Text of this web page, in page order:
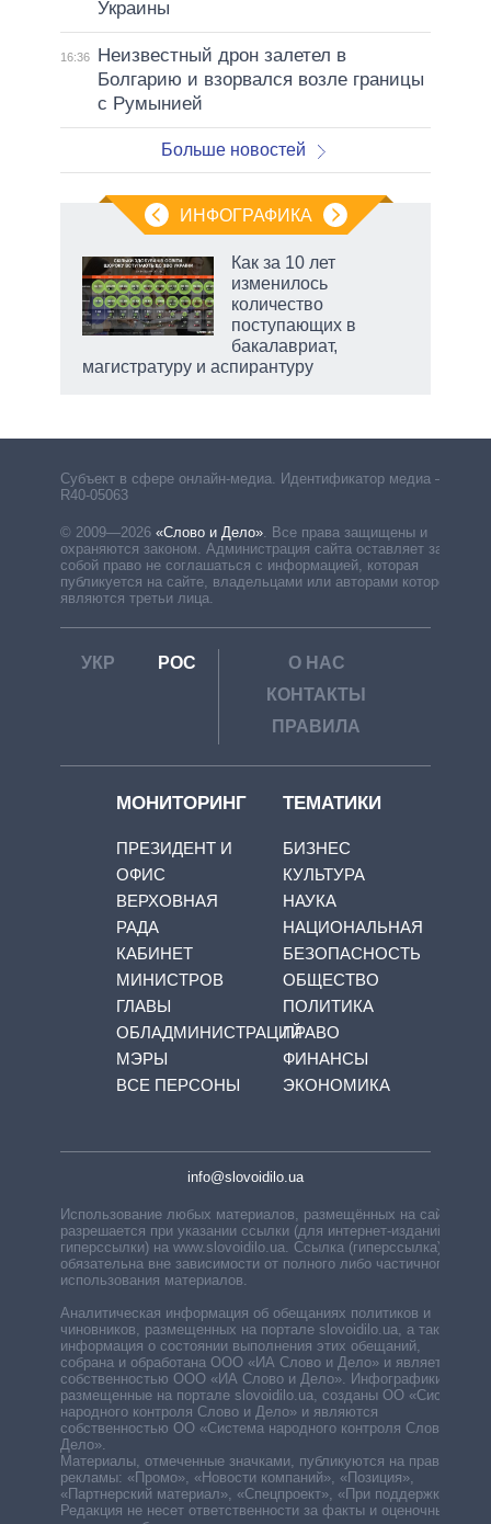
Украины
16:36
Неизвестный дрон залетел в
Болгарию и взорвался возле границы
с Румынией
Больше новостей
ИНФОГРАФИКА
Как за 10 лет
изменилось
количество
поступающих в
бакалавриат,
магистратуру и аспирантуру
Субъект в сфере онлайн-медиа. Идентификатор медиа –
R40-05063
© 2009—2026 «Слово и Дело»
Все права защищены и
охраняются законом. Администрация сайта оставляет за
собой право не соглашаться с информацией, которая
публикуется на сайте, владельцами или авторами которой
являются третьи лица.
УКР РОС
О НАС
КОНТАКТЫ
ПРАВИЛА
МОНИТОРИНГ
ПРЕЗИДЕНТ И
ОФИС
ВЕРХОВНАЯ
РАДА
КАБИНЕТ
МИНИСТРОВ
ГЛАВЫ
ОБЛАДМИНИСТРАЦИЙ
МЭРЫ
ВСЕ ПЕРСОНЫ
ТЕМАТИКИ
БИЗНЕС
КУЛЬТУРА
НАУКА
НАЦИОНАЛЬНАЯ
БЕЗОПАСНОСТЬ
ОБЩЕСТВО
ПОЛИТИКА
ПРАВО
ФИНАНСЫ
ЭКОНОМИКА
info@slovoidilo.ua
Использование любых материалов, размещённых на сайте,
разрешается при указании ссылки (для интернет-изданий —
гиперссылки) на www.slovoidilo.ua. Ссылка (гиперссылка)
обязательна вне зависимости от полного либо частичного
использования материалов.
Аналитическая информация об обещаниях политиков и
чиновников, размещенных на портале slovoidilo.ua, а также
информация о состоянии выполнения этих обещаний,
собрана и обработана ООО «ИА Слово и Дело» и является
собственностью ООО «ИА Слово и Дело». Инфографики,
размещенные на портале slovoidilo.ua, созданы ОО «Система
народного контроля Слово и Дело» и являются
собственностью ОО «Система народного контроля Слово и
Дело».
Материалы, отмеченные значками, публикуются на правах
рекламы: «Промо», «Новости компаний», «Позиция»,
«Партнерский материал», «Спецпроект», «При поддержке».
Редакция не несет ответственности за факты и оценочные